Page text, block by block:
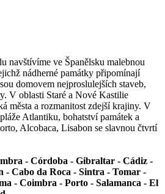
navštívíme ve Španělsku malebnou
nádherné památky připomínají
domovem nejproslulejších staveb,
V oblasti Staré a Nové Kastilie
města a rozmanitost zdejší krajiny. V
Atlantiku, bohatství památek a
Alcobaca, Lisabon se slavnou čtvrtí
- Córdoba - Gibraltar - Cádiz -
- Cabo da Roca - Sintra - Tomar -
- Coimbra - Porto - Salamanca - El